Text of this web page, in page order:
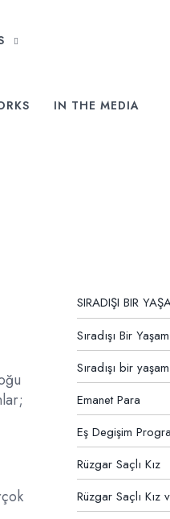
IN THE MEDIA
SIRADIŞI BIR
Sıradışı Bir
Sıradışı bir
Emanet Para
Eş Degişim
Rüzgar Saçlı Kız
Rüzgar Saçlı